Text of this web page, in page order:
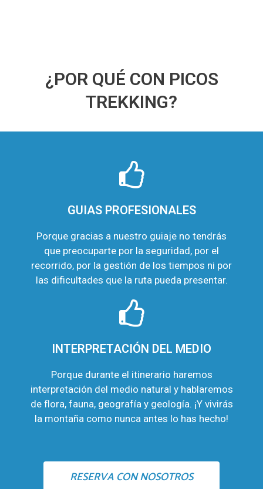
¿POR QUÉ CON PICOS
TREKKING?
GUIAS PROFESIONALES
Porque gracias a nuestro guiaje no tendrás
que preocuparte por la seguridad, por el
recorrido, por la gestión de los tiempos ni por
las dificultades que la ruta pueda presentar.
INTERPRETACIÓN DEL MEDIO
Porque durante el itinerario haremos
interpretación del medio natural y hablaremos
de flora, fauna, geografía y geología. ¡Y vivirás
la montaña como nunca antes lo has hecho!
RESERVA CON NOSOTROS